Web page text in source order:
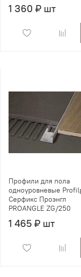
1 360 ₽ шт
Профили для пола
одноуровневые
Серфикс Проэнгл
PROANGLE ZG/250
1 465 ₽ шт